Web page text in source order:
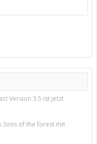
Version 3.5 ist jetzt
Sons of the forest mit